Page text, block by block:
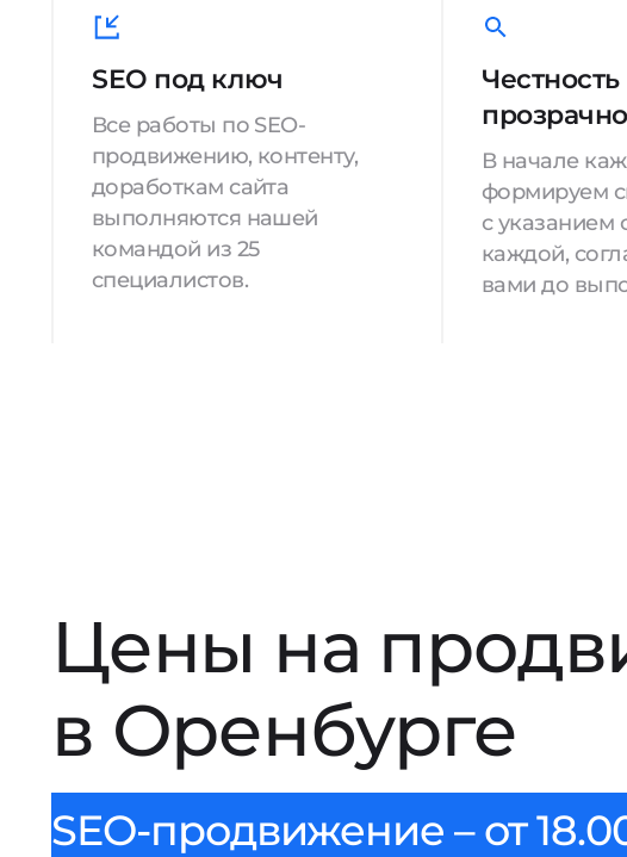
SEO под ключ
Все работы по SEO-
продвижению, контенту,
доработкам сайта
выполняются нашей
командой из 25
специалистов.
Честность
В начале
формируем
с указанием
каждой,
вами до
Цены на
в Оренбурге
SEO-продвижение – от